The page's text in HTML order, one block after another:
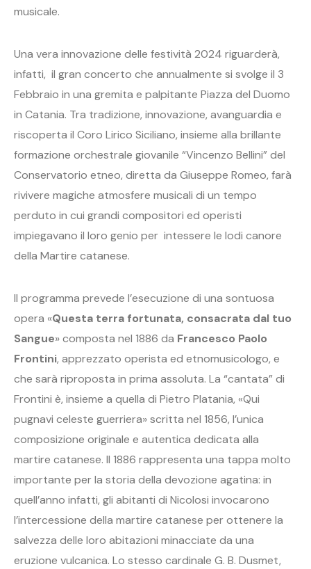
musicale.
Una vera innovazione delle festività 2024 riguarderà,
infatti, il gran concerto che annualmente si svolge il 3
Febbraio in una gremita e palpitante Piazza del Duomo
in Catania. Tra tradizione, innovazione, avanguardia e
riscoperta il Coro Lirico Siciliano, insieme alla brillante
formazione orchestrale giovanile “Vincenzo Bellini” del
Conservatorio etneo, diretta da Giuseppe Romeo, farà
rivivere magiche atmosfere musicali di un tempo
perduto in cui grandi compositori ed operisti
impiegavano il loro genio per intessere le lodi canore
della Martire catanese.
Il programma prevede l’esecuzione di una sontuosa
opera «Questa terra fortunata, consacrata dal tuo
Sangue» composta nel 1886 da Francesco Paolo
Frontini, apprezzato operista ed etnomusicologo, e
che sarà riproposta in prima assoluta. La “cantata” di
Frontini è, insieme a quella di Pietro Platania, «Qui
pugnavi celeste guerriera» scritta nel 1856, l’unica
composizione originale e autentica dedicata alla
martire catanese. Il 1886 rappresenta una tappa molto
importante per la storia della devozione agatina: in
quell’anno infatti, gli abitanti di Nicolosi invocarono
l’intercessione della martire catanese per ottenere la
salvezza delle loro abitazioni minacciate da una
eruzione vulcanica. Lo stesso cardinale G. B. Dusmet,